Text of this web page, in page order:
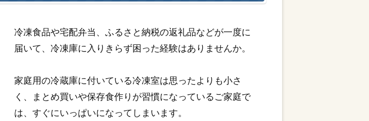
冷凍食品や宅配弁当、ふるさと納税の返礼品などが一度に
届いて、冷凍庫に入りきらず困った経験はありませんか。
家庭用の冷蔵庫に付いている冷凍室は思ったよりも小さ
く、まとめ買いや保存食作りが習慣になっているご家庭で
は、すぐにいっぱいになってしまいます。